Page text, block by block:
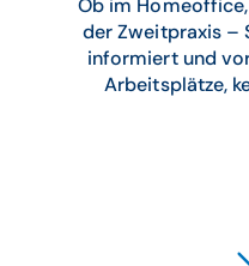
Ob im
der Zweitpraxis –
informiert und
Arbeitsplätze,